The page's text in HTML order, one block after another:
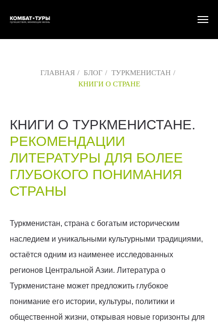
ГЛАВНАЯ / БЛОГ / ТУРКМЕНИСТАН /
КНИГИ О СТРАНЕ
КНИГИ О ТУРКМЕНИСТАНЕ.
РЕКОМЕНДАЦИИ
ЛИТЕРАТУРЫ ДЛЯ БОЛЕЕ
ГЛУБОКОГО ПОНИМАНИЯ
СТРАНЫ
Туркменистан, страна с богатым историческим
наследием и уникальными культурными традициями,
остаётся одним из наименее исследованных
регионов Центральной Азии. Литература о
Туркменистане может предложить глубокое
понимание его истории, культуры, политики и
общественной жизни, открывая новые горизонты для